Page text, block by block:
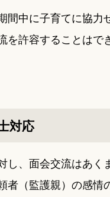
間中に子育てに協
を許容することはで
対応
し、面会交流はあ
者（監護親）の感